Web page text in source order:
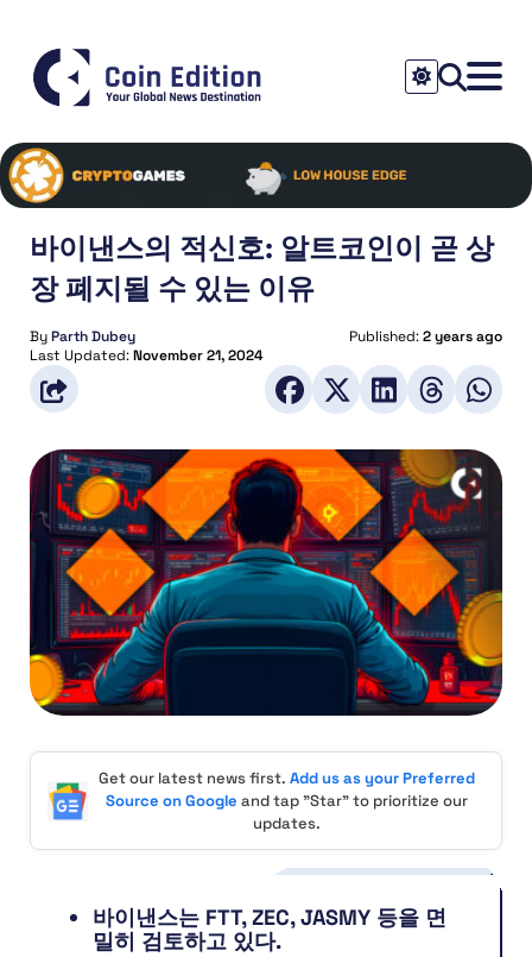
바이낸스의 적신호: 알트코인이 곧 상
장 폐지될 수 있는 이유
ByParth Dubey Published:2 years ago
Last Updated:November 21, 2024
Get our latest news first. Add us as your Preferred
Source on Google and tap "Star" to prioritize our
updates.
바이낸스는 FTT, ZEC, JASMY 등을 면
밀히 검토하고 있다.